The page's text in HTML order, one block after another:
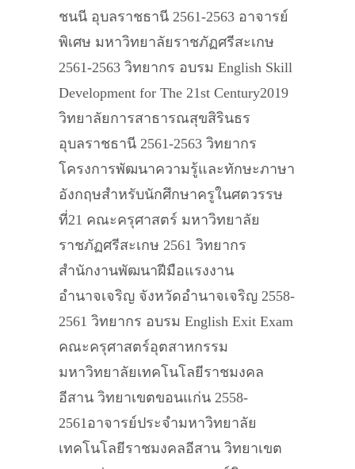
ชนนี อุบลราชธานี 2561-2563 อาจารย์
พิเศษ มหาวิทยาลัยราชภัฏศรีสะเกษ
2561-2563 วิทยากร อบรม English Skill
Development for The 21st Century2019
วิทยาลัยการสาธารณสุขสิรินธร
อุบลราชธานี 2561-2563 วิทยากร
โครงการพัฒนาความรู้และทักษะภาษา
อังกฤษสำหรับนักศึกษาครูในศตวรรษ
ที่21 คณะครุศาสตร์ มหาวิทยาลัย
ราชภัฏศรีสะเกษ 2561 วิทยากร
สำนักงานพัฒนาฝีมือแรงงาน
อำนาจเจริญ จังหวัดอำนาจเจริญ 2558-
2561 วิทยากร อบรม English Exit Exam
คณะครุศาสตร์อุตสาหกรรม
มหาวิทยาลัยเทคโนโลยีราชมงคล
อีสาน วิทยาเขตขอนแก่น 2558-
2561อาจารย์ประจำมหาวิทยาลัย
เทคโนโลยีราชมงคลอีสาน วิทยาเขต